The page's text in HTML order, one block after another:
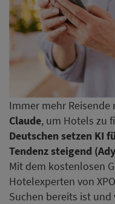
Immer mehr Reisende
Claude, um Hotels zu
Deutschen setzen KI
Tendenz steigend
Mit dem kostenlosen
Hotelexperten von
Suchen bereits ist